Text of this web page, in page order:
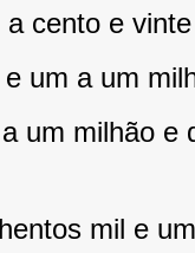
cento e
um a um
um milhão e
mil e